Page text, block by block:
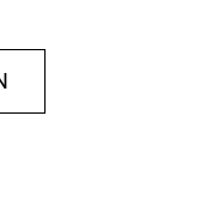
Kopf bestmöglich
ist der
besonders